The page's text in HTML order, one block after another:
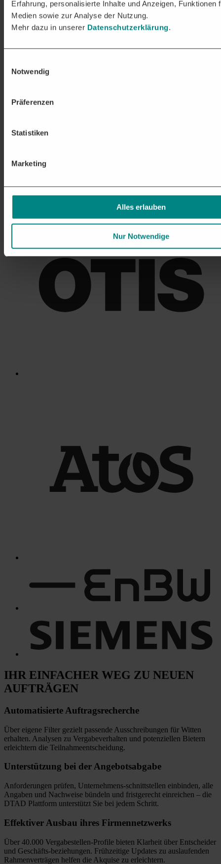
Erfahrung, personalisierte Inhalte und Anzeigen, Funktionen
Medien sowie zur Analyse der Nutzung.
Mehr dazu in unserer Datenschutzerklärung.
Notwendig
Präferenzen
Statistiken
Marketing
Alles erlauben
Nur Notwendige
IHR EINFACHER WEG ZU NEUEN
AUFTRÄGEN
Automatisierte Auftragsrecherche
Über eigene Filter gezielt passende Ausschreibungen für Witten
erhalten. Analysen zu Vergabeverhalten und potenziellen Bietern
erleichtern die Teilnahmeentscheidung.
Unterstützung bei der Angebotsabgabe
Anforderungen prüfen, Unternehmens-schnittstellen einbinden, alle
Angaben und Nachweise bündeln und fristgerecht einreichen – die
DTAD Plattform unterstützt Sie bei jedem Schritt.
Effektiver Ausbau ihres Firmennetzwerks
Über 40.000 Vergabestellen-Profile bieten Klarheit über Entscheider
und Geschäfts-beziehungen. Frühzeitige Updates zu auslaufenden
Rahmenverträgen helfen die Akquise zu erleichtern.